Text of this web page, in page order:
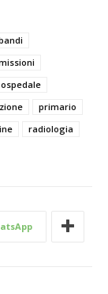
ospedale
primario
radiologia